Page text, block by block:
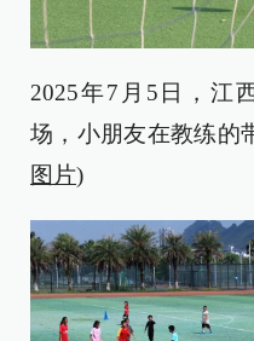
2025年7月5日，江
场，小朋友在教练的
图片)